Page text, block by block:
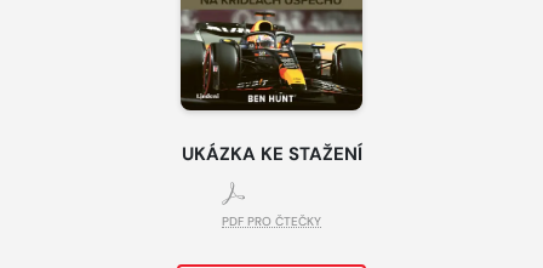
UKÁZKA KE STAŽENÍ
PDF PRO ČTEČKY